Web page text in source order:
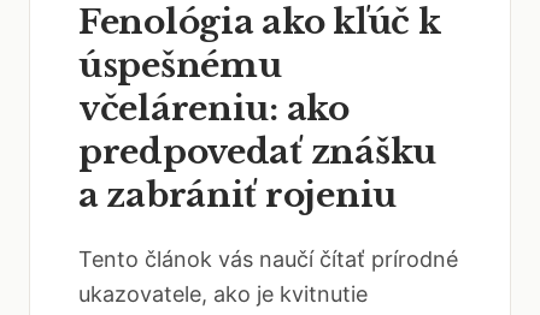
Fenológia ako kľúč k
úspešnému
včeláreniu: ako
predpovedať znášku
a zabrániť rojeniu
Tento článok vás naučí čítať prírodné
ukazovatele, ako je kvitnutie